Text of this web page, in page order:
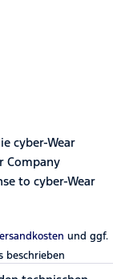
cyber-Wear
Company
to cyber-Wear
und ggf.
beschrieben